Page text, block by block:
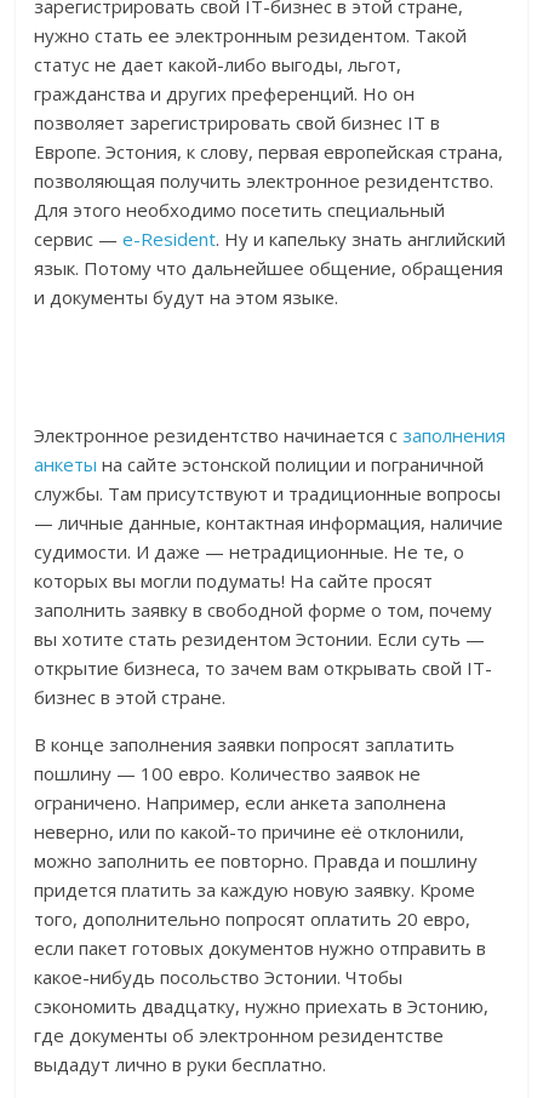
зарегистрировать свой IT-бизнес в этой стране,
нужно стать ее электронным резидентом. Такой
статус не дает какой-либо выгоды, льгот,
гражданства и других преференций. Но он
позволяет зарегистрировать свой бизнес IT в
Европе. Эстония, к слову, первая европейская страна,
позволяющая получить электронное резидентство.
Для этого необходимо посетить специальный
сервис —e-Resident. Ну и капельку знать английский
язык. Потому что дальнейшее общение, обращения
и документы будут на этом языке.
Электронное резидентство начинается сзаполнения
анкеты на сайте эстонской полиции и пограничной
службы. Там присутствуют и традиционные вопросы
— личные данные, контактная информация, наличие
судимости. И даже — нетрадиционные. Не те, о
которых вы могли подумать! На сайте просят
заполнить заявку в свободной форме о том, почему
вы хотите стать резидентом Эстонии. Если суть —
открытие бизнеса, то зачем вам открывать свой IT-
бизнес в этой стране.
В конце заполнения заявки попросят заплатить
пошлину — 100 евро. Количество заявок не
ограничено. Например, если анкета заполнена
неверно, или по какой-то причине её отклонили,
можно заполнить ее повторно. Правда и пошлину
придется платить за каждую новую заявку. Кроме
того, дополнительно попросят оплатить 20 евро,
если пакет готовых документов нужно отправить в
какое-нибудь посольство Эстонии. Чтобы
сэкономить двадцатку, нужно приехать в Эстонию,
где документы об электронном резидентстве
выдадут лично в руки бесплатно.